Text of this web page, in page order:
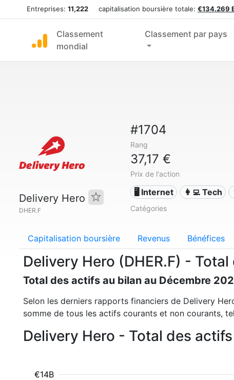
Entreprises: 11,222 capitalisation boursière totale: €134.269
Classement
mondial
Classement par pays
Delivery Hero
DHER.F
#1704
Rang
37,17 €
Prix de l'action
🖥️ Internet 👩‍💻 Tech
Catégories
Capitalisation boursière Revenus Bénéfices
Delivery Hero (DHER.F) -
Total des actifs au bilan au Décembre
Selon les derniers rapports financiers de Delivery
somme de tous les actifs courants et non courants,
Delivery Hero - Total des
€14B